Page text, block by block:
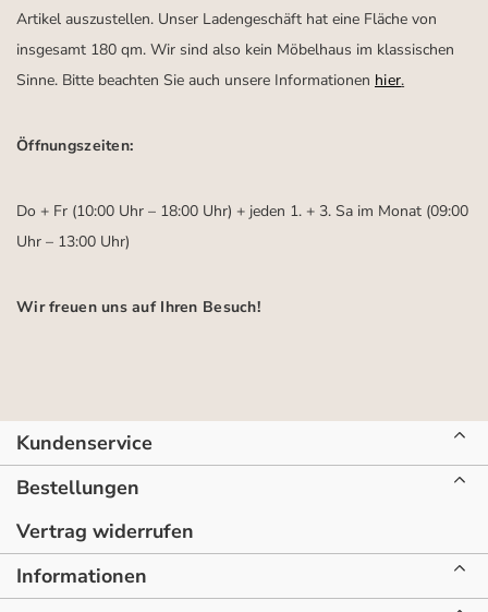
Artikel auszustellen. Unser Ladengeschäft hat eine Fläche von
insgesamt 180 qm. Wir sind also kein Möbelhaus im klassischen
Sinne. Bitte beachten Sie auch unsere Informationen hier.
Öffnungszeiten:
Do + Fr (10:00 Uhr – 18:00 Uhr) + jeden 1. + 3. Sa im Monat (09:00
Uhr – 13:00 Uhr)
Wir freuen uns auf Ihren Besuch!
Kundenservice
Bestellungen
Vertrag widerrufen
Informationen